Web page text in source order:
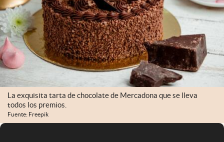
La exquisita tarta de chocolate de Mercadona que se lleva
todos los premios.
Fuente: Freepik